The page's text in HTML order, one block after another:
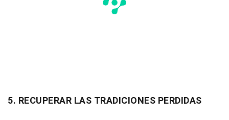
5. RECUPERAR LAS TRADICIONES PERDIDAS